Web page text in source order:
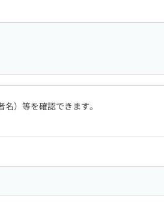
）等を確認できます。